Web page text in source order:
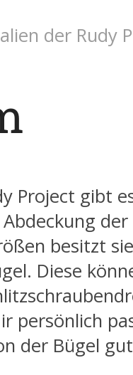
der Rudy
Project gibt
der
besitzt
Diese
persönlich
der Bügel